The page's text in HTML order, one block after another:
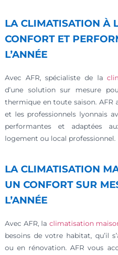
LA CLIMATISATION À
CONFORT ET
L’ANNÉE
Avec AFR, spécialiste de la
d’une solution sur mesure
thermique en toute saison. AFR
et les professionnels lyonnais
performantes et adaptées
logement ou local professionnel.
LA CLIMATISATION
UN CONFORT SUR
L’ANNÉE
Avec AFR, la climatisation
besoins de votre habitat, qu’il
ou en rénovation. AFR vous